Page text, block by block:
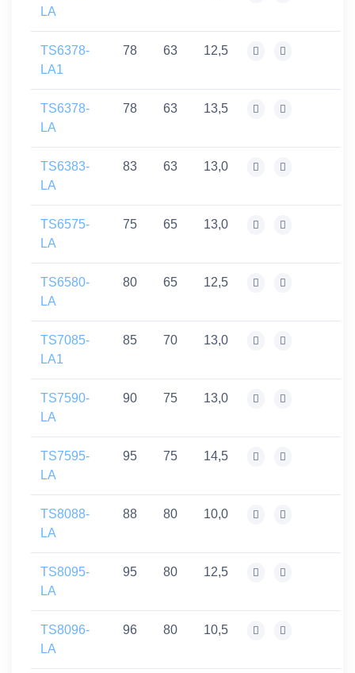
LA
TS6378-
LA1
78 63 12,5
TS6378-
LA
78 63 13,5
TS6383-
LA
83 63 13,0
TS6575-
LA
75 65 13,0
TS6580-
LA
80 65 12,5
TS7085-
LA1
85 70 13,0
TS7590-
LA
90 75 13,0
TS7595-
LA
95 75 14,5
TS8088-
LA
88 80 10,0
TS8095-
LA
95 80 12,5
TS8096-
LA
96 80 10,5